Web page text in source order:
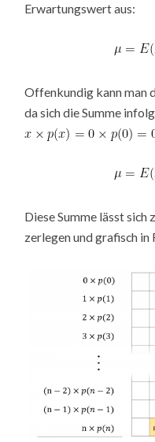
Erwartungswert aus:
Offenkundig kann man
da sich die Summe
Diese Summe lässt
zerlegen und grafisch in